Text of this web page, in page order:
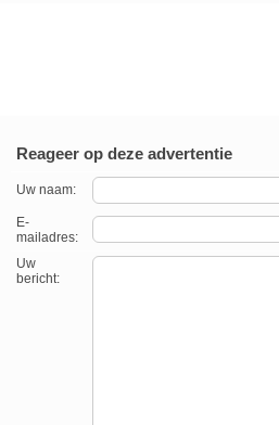
Reageer op deze advertentie
Uw naam:
E-
mailadres:
Uw
bericht: